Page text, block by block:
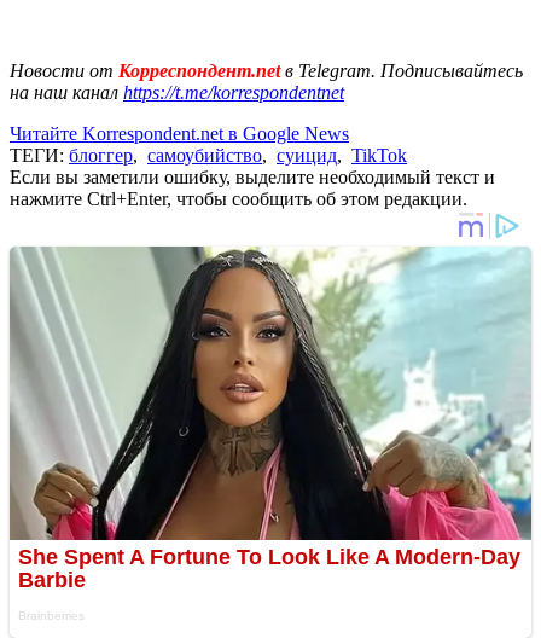
Новости от Корреспондент.netв Telegram. Подписывайтесь
на наш канал https://t.me/korrespondentnet
Читайте Korrespondent.net в Google News
ТЕГИ: блоггер, самоубийство, суицид, TikTok
Если вы заметили ошибку, выделите необходимый текст и
нажмите Ctrl+Enter, чтобы сообщить об этом редакции.